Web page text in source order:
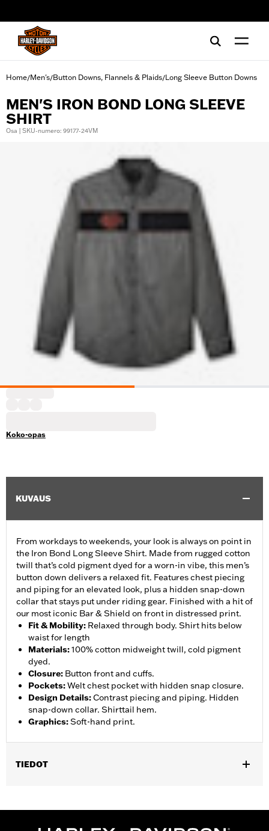
Home/Men's/Button Downs, Flannels & Plaids/Long Sleeve Button Downs
MEN'S IRON BOND LONG SLEEVE
SHIRT
Osa | SKU-numero: 99177-24VM
Koko-opas
KUVAUS
From workdays to weekends, your look is always on point in
the Iron Bond Long Sleeve Shirt. Made from rugged cotton
twill that’s cold pigment dyed for a worn-in vibe, this men’s
button down delivers a relaxed fit. Features chest piecing
and piping for an elevated look, plus a hidden snap-down
collar that stays put under riding gear. Finished with a hit of
our most iconic Bar & Shield on front in distressed print.
Fit & Mobility: Relaxed through body. Shirt hits below
waist for length
Materials:100% cotton midweight twill, cold pigment
dyed.
Closure: Button front and cuffs.
Pockets:Welt chest pocket with hidden snap closure.
Design Details:Contrast piecing and piping. Hidden
snap-down collar. Shirttail hem.
Graphics:Soft-hand print.
TIEDOT
Functional Features:Button Front,Pockets